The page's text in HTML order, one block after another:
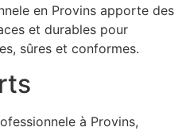
en Provins apporte des
et durables pour
sûres et conformes.
à Provins,